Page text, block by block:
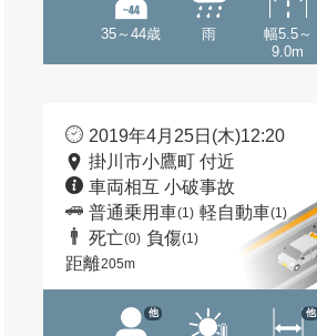
35～44歳 雨
幅5.5～
9.0m
2019年4月25日(木)12:20
掛川市小鷹町 付近
車両相互 小破事故
普通乗用車(1) 軽自動車(1)
死亡(0) 負傷(1)
距離205m
他 他